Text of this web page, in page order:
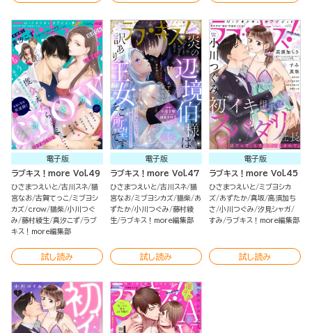
電子版
ラブキス！more Vol.49
ひさまつえいと 古川スネ 猫
宮なお 古賀てっこ ミブヨシ
カズ crow 猫柴 小川つぐ
み 藤村綾生 真汐こず ラブ
キス！more編集部
試し読み
電子版
ラブキス！more Vol.47
ひさまつえいと 古川スネ 猫
宮なお ミブヨシカズ 猫柴 あ
ずたか 小川つぐみ 藤村綾
生 ラブキス！more編集部
試し読み
電子版
ラブキス！more Vol.45
ひさまつえいと ミブヨシカ
ズ あずたか 真坂 高須加ち
さ 小川つぐみ 汐見シャガ
すみ ラブキス！more編集部
試し読み